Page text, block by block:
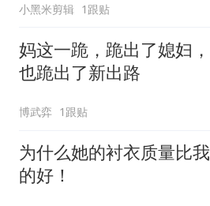
小黑米剪辑 1跟贴
妈这一跪，跪出了媳妇，
也跪出了新出路
博武弈 1跟贴
为什么她的衬衣质量比我
的好！